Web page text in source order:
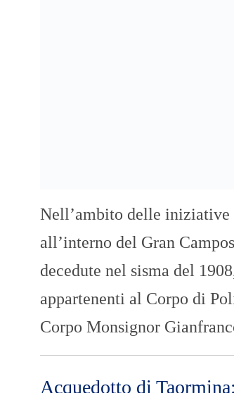
Nell’ambito delle iniziative
all’interno del Gran
decedute nel sisma del
appartenenti al Corpo di
Corpo Monsignor
Acquedotto di